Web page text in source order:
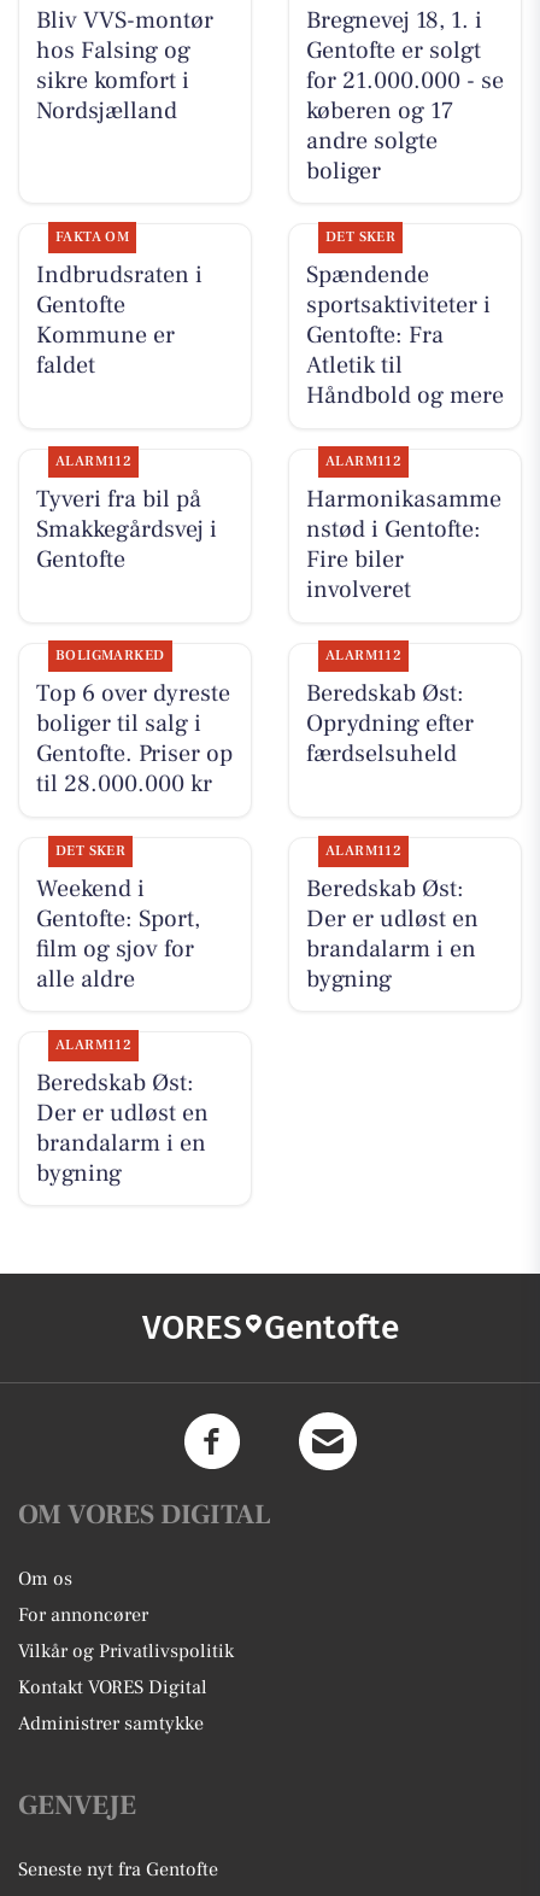
Bliv VVS-montør
hos Falsing og
sikre komfort i
Nordsjælland
Bregnevej 18, 1. i
Gentofte er solgt
for 21.000.000 - se
køberen og 17
andre solgte
boliger
FAKTA OM
Indbrudsraten i
Gentofte
Kommune er
faldet
DET SKER
Spændende
sportsaktiviteter i
Gentofte: Fra
Atletik til
Håndbold og mere
ALARM112
Tyveri fra bil på
Smakkegårdsvej i
Gentofte
ALARM112
Harmonikasamme
nstød i Gentofte:
Fire biler
involveret
BOLIGMARKED
Top 6 over dyreste
boliger til salg i
Gentofte. Priser op
til 28.000.000 kr
ALARM112
Beredskab Øst:
Oprydning efter
færdselsuheld
DET SKER
Weekend i
Gentofte: Sport,
film og sjov for
alle aldre
ALARM112
Beredskab Øst:
Der er udløst en
brandalarm i en
bygning
ALARM112
Beredskab Øst:
Der er udløst en
brandalarm i en
bygning
VORES Gentofte
OM VORES DIGITAL
Om os
For annoncører
Vilkår og Privatlivspolitik
Kontakt VORES Digital
Administrer samtykke
GENVEJE
Seneste nyt fra Gentofte